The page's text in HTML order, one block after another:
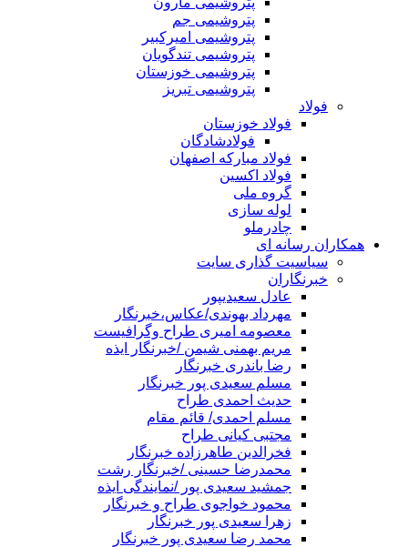
پتروشیمی جم
پتروشیمی امیرکبیر
پتروشیمی تندگویان
پتروشیمی خوزستان
پتروشیمی تبریز
فولاد
فولاد خوزستان
فولادشادگان
فولاد مبارکه اصفهان
فولاد اکسین
گروه ملی
لوله سازی
چادرملو
همکاران رسانه ای
سیاسیت گذاری سایت
خبرنگاران
عادل سعیدیپور
مهرداد بهوندی/عکاس،خبرنگار
معصومه امیری طراح وگرافیست
مریم بهمنی شیمن /خبرنگار ایذه
رضا باندری خبرنگار
مسلم سعیدی پور خبرنگار
حدیث احمدی طراح
مسلم احمدی/ قائم مقام
مجتبی کیانی طراح
فخرالدین طاهرزاده خبرنگار
محمدرضا حسینی /خبرنگار رشت
جمشید سعیدی پور /نمایندگی ایذه
محمود خواجوی طراح و خبرنگار
زهرا سعیدی پور خبرنگار
محمد رضا سعیدی پور خبرنگار